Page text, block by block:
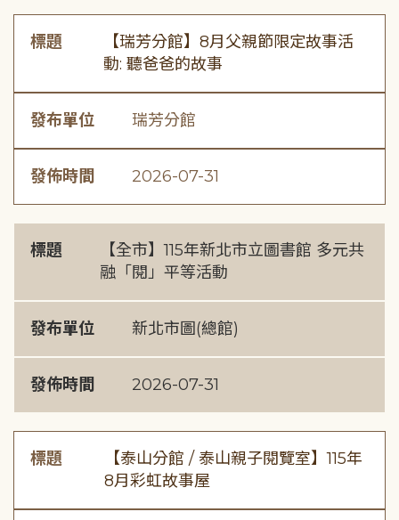
標題
【瑞芳分館】8月父親節限定故事活
動: 聽爸爸的故事
發布單位 瑞芳分館
發佈時間 2026-07-31
標題
【全市】115年新北市立圖書館 多元共
融「閱」平等活動
發布單位 新北市圖(總館)
發佈時間 2026-07-31
標題
【泰山分館 / 泰山親子閱覽室】115年
8月彩虹故事屋